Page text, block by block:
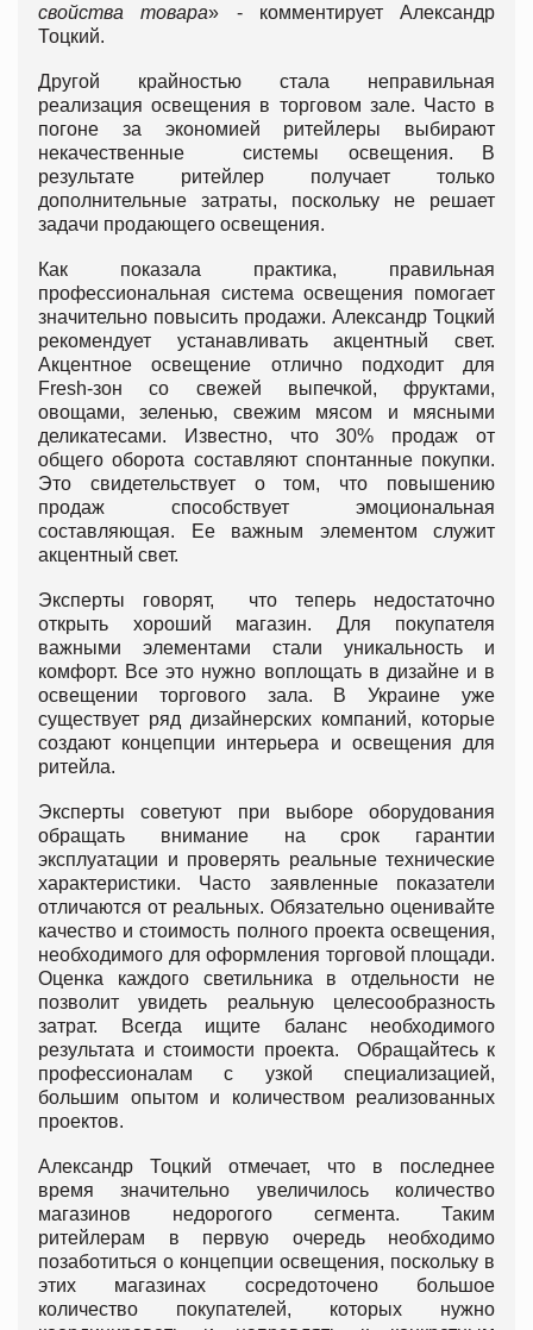
свойства товара» - комментирует Александр
Тоцкий.
Другой крайностью стала неправильная
реализация освещения в торговом зале. Часто в
погоне за экономией ритейлеры выбирают
некачественные системы освещения. В
результате ритейлер получает только
дополнительные затраты, поскольку не решает
задачи продающего освещения.
Как показала практика, правильная
профессиональная система освещения помогает
значительно повысить продажи. Александр Тоцкий
рекомендует устанавливать акцентный свет.
Акцентное освещение отлично подходит для
Fresh-зон со свежей выпечкой, фруктами,
овощами, зеленью, свежим мясом и мясными
деликатесами. Известно, что 30% продаж от
общего оборота составляют спонтанные покупки.
Это свидетельствует о том, что повышению
продаж способствует эмоциональная
составляющая. Ее важным элементом служит
акцентный свет.
Эксперты говорят, что теперь недостаточно
открыть хороший магазин. Для покупателя
важными элементами стали уникальность и
комфорт. Все это нужно воплощать в дизайне и в
освещении торгового зала. В Украине уже
существует ряд дизайнерских компаний, которые
создают концепции интерьера и освещения для
ритейла.
Эксперты советуют при выборе оборудования
обращать внимание на срок гарантии
эксплуатации и проверять реальные технические
характеристики. Часто заявленные показатели
отличаются от реальных. Обязательно оценивайте
качество и стоимость полного проекта освещения,
необходимого для оформления торговой площади.
Оценка каждого светильника в отдельности не
позволит увидеть реальную целесообразность
затрат. Всегда ищите баланс необходимого
результата и стоимости проекта. Обращайтесь к
профессионалам с узкой специализацией,
большим опытом и количеством реализованных
проектов.
Александр Тоцкий отмечает, что в последнее
время значительно увеличилось количество
магазинов недорогого сегмента. Таким
ритейлерам в первую очередь необходимо
позаботиться о концепции освещения, поскольку в
этих магазинах сосредоточено большое
количество покупателей, которых нужно